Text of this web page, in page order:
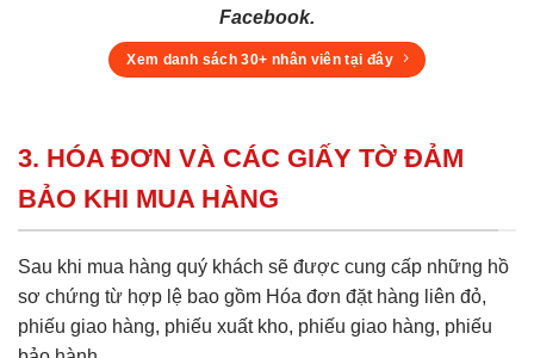
Facebook.
Xem danh sách 30+ nhân viên tại đây
3. HÓA ĐƠN VÀ CÁC GIẤY TỜ ĐẢM
BẢO KHI MUA HÀNG
Sau khi mua hàng quý khách sẽ được cung cấp những hồ
sơ chứng từ hợp lệ bao gồm Hóa đơn đặt hàng liên đỏ,
phiếu giao hàng, phiếu xuất kho, phiếu giao hàng, phiếu